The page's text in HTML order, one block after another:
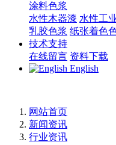
涂料色浆
水性木器漆 水性工
乳胶色浆 纸张着色
技术支持
在线留言 资料下载
English
网站首页
新闻资讯
行业资讯